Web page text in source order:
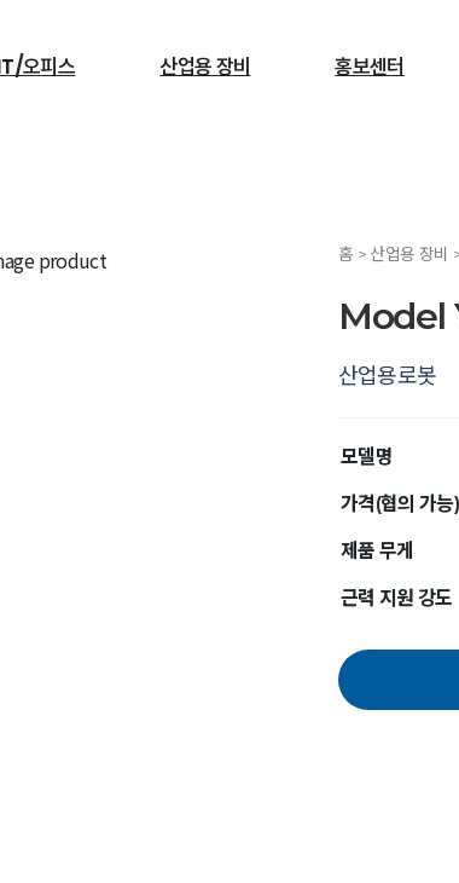
오피스 산업용 장비 홍보센터
서빙로봇
홈 > 산업용 장비
Model
산업용로봇
모델명
가격(협의 가능)
제품 무게
근력 지원 강도